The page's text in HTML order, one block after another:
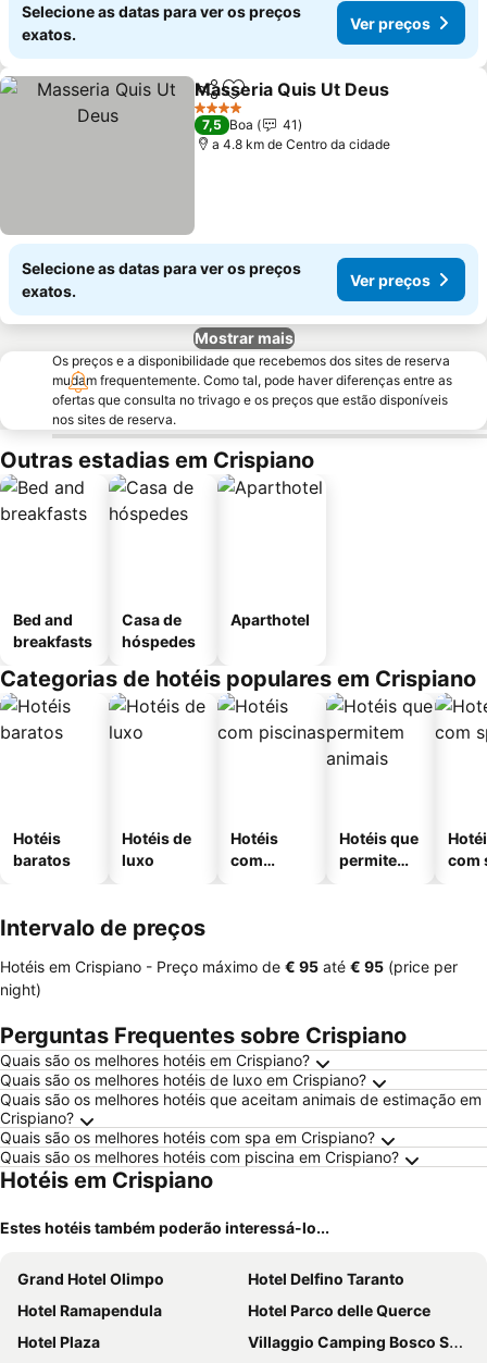
Selecione as datas para ver os preços
exatos.
Ver preços
PartilharAdicionar aos favoritos
Masseria Quis Ut Deus
4 Estrelas
7,5 Boa
41
a 4.8 km de Centro da cidade
Selecione as datas para ver os preços
exatos.
Ver preços
Mostrar mais
Os preços e a disponibilidade que recebemos dos sites de reserva
mudam frequentemente. Como tal, pode haver diferenças entre as
ofertas que consulta no trivago e os preços que estão disponíveis
nos sites de reserva.
Outras estadias em Crispiano
Bed and
breakfasts
Casa de
hóspedes
Aparthotel
Categorias de hotéis populares em Crispiano
Hotéis
baratos
Hotéis de
luxo
Hotéis
com
Hotéis que
permitem
com
Intervalo de preços
Hotéis em Crispiano - Preço máximo de ‎€ 95 até ‎€ 95 (price per
night)
Perguntas Frequentes sobre Crispiano
Quais são os melhores hotéis em Crispiano?
Quais são os melhores hotéis de luxo em Crispiano?
Quais são os melhores hotéis que aceitam animais de estimação em
Crispiano?
Quais são os melhores hotéis com spa em Crispiano?
Quais são os melhores hotéis com piscina em Crispiano?
Hotéis em Crispiano
Estes hotéis também poderão interessá-lo...
Grand Hotel Olimpo
Hotel Delfino Taranto
Hotel Ramapendula
Hotel Parco delle Querce
Hotel Plaza
Villaggio Camping Bosco Selva